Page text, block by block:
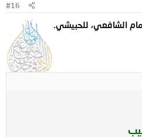
#16
الشافعي، للحبيشي.